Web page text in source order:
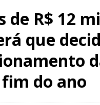
de R$ 12
que
do ano